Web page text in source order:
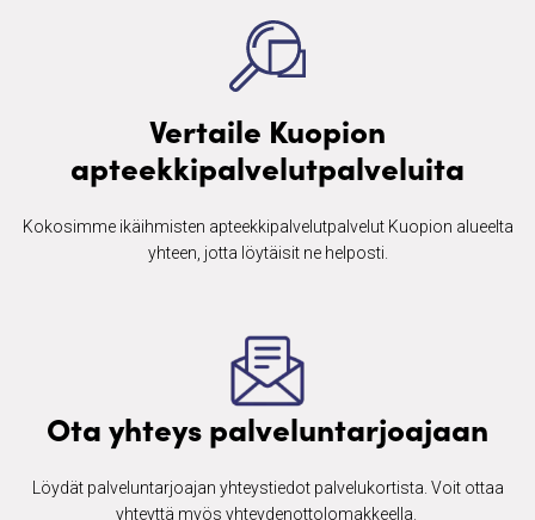
Vertaile Kuopion
apteekkipalvelutpalveluita
Kokosimme ikäihmisten ​apteekkipalvelutpalvelut Kuopion alueelta
yhteen, jotta löytäisit ne helposti.
Ota yhteys palveluntarjoajaan
Löydät palveluntarjoajan yhteystiedot palvelukortista. Voit ottaa
yhteyttä myös yhteydenottolomakkeella. ​